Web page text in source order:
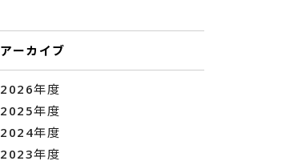
アーカイブ
2026年度
2025年度
2024年度
2023年度